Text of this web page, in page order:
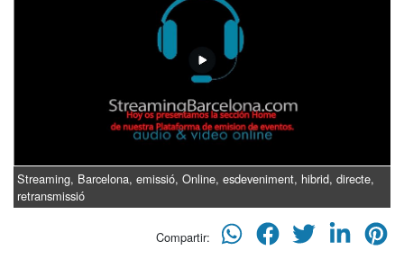
Streaming, Barcelona, emissió, Online, esdeveniment, hibrid, directe,
retransmissió
Compartir: